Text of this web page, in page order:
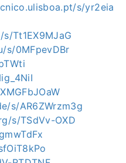
s/yr2eia
Tt1EX9MJaG
s/0MFpevDBr
s/AR6ZWrzm3g
s/TSdVv-OXD